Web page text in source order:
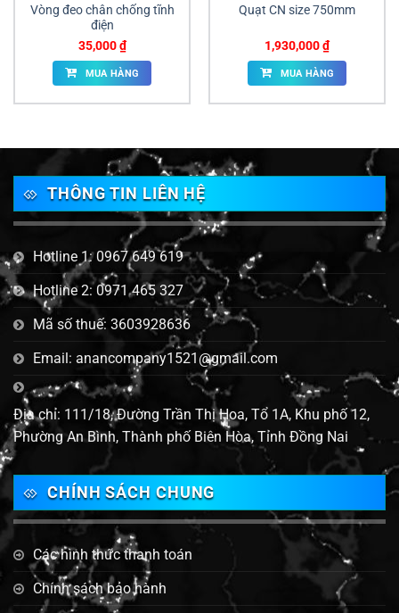
Vòng đeo chân chống tĩnh
điện
35,000₫
MUA HÀNG
Quạt CN size 750mm
1,930,000₫
MUA HÀNG
THÔNG TIN LIÊN HỆ
Hotline 1: 0967 649 619
Hotline 2: 0971 465 327
Mã số thuế: 3603928636
Email: anancompany1521@gmail.com
Địa chỉ: 111/18, Đường Trần Thị Hoa, Tổ 1A, Khu phố 12,
Phường An Bình, Thành phố Biên Hòa, Tỉnh Đồng Nai
CHÍNH SÁCH CHUNG
Các hình thức thanh toán
Chính sách bảo hành